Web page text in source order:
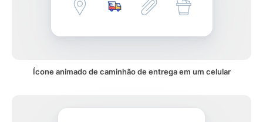
Ícone animado de caminhão de entrega em um celular